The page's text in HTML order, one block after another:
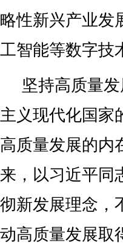
略性新兴产业发
工智能等数字
坚持高质量
主义现代化国家
高质量发展的内
来，以习近平同
彻新发展理念，
动高质量发展取